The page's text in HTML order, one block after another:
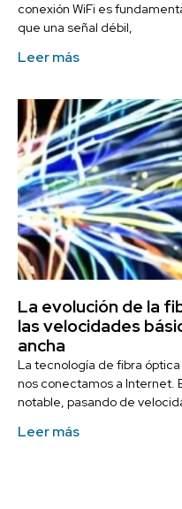
conexión WiFi es
que una señal débil,
Leer más
La evolución de la
las velocidades
ancha
La tecnología de fibra
nos conectamos a Internet.
notable, pasando de
Leer más